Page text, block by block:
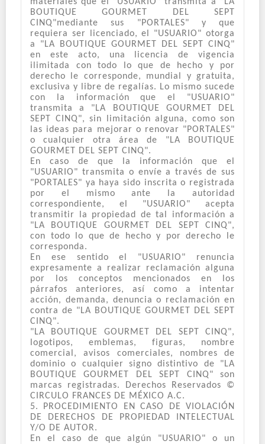
materiales que el "USUARIO" transmita a "LA
BOUTIQUE GOURMET DEL SEPT
CINQ"mediante sus "PORTALES" y que
requiera ser licenciado, el "USUARIO" otorga
a "LA BOUTIQUE GOURMET DEL SEPT CINQ"
en este acto, una licencia de vigencia
ilimitada con todo lo que de hecho y por
derecho le corresponde, mundial y gratuita,
exclusiva y libre de regalías. Lo mismo sucede
con la información que el "USUARIO"
transmita a "LA BOUTIQUE GOURMET DEL
SEPT CINQ", sin limitación alguna, como son
las ideas para mejorar o renovar "PORTALES"
o cualquier otra área de "LA BOUTIQUE
GOURMET DEL SEPT CINQ".
En caso de que la información que el
"USUARIO" transmita o envíe a través de sus
"PORTALES" ya haya sido inscrita o registrada
por el mismo ante la autoridad
correspondiente, el "USUARIO" acepta
transmitir la propiedad de tal información a
"LA BOUTIQUE GOURMET DEL SEPT CINQ",
con todo lo que de hecho y por derecho le
corresponda.
En ese sentido el "USUARIO" renuncia
expresamente a realizar reclamación alguna
por los conceptos mencionados en los
párrafos anteriores, así como a intentar
acción, demanda, denuncia o reclamación en
contra de "LA BOUTIQUE GOURMET DEL SEPT
CINQ".
"LA BOUTIQUE GOURMET DEL SEPT CINQ",
logotipos, emblemas, figuras, nombre
comercial, avisos comerciales, nombres de
dominio o cualquier signo distintivo de "LA
BOUTIQUE GOURMET DEL SEPT CINQ" son
marcas registradas. Derechos Reservados ©
CIRCULO FRANCES DE MÉXICO A.C.
5. PROCEDIMIENTO EN CASO DE VIOLACIÓN
DE DERECHOS DE PROPIEDAD INTELECTUAL
Y/O DE AUTOR.
En el caso de que algún "USUARIO" o un